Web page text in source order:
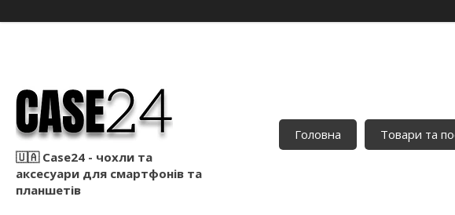
🇺🇦 Case24 - чохли та
аксесуари для смартфонів та
планшетів
Головна Товари та